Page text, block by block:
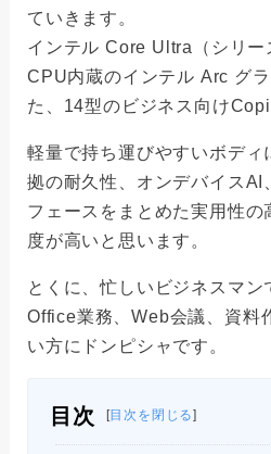
ていきます。
インテル Core Ultra（シリー
CPU内蔵のインテル Arc グ
た、14型のビジネス向け
軽量で持ち運びやすいボデ
拠の耐久性、オンデバイスAI
フェースをまとめた実用性
度が高いと思います。
とくに、忙しいビジネスマ
Office業務、Web会議、資料
い方にドンピシャです。
目次 目次を閉じる